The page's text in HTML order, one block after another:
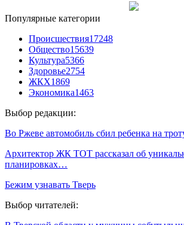
Популярные категории
Происшествия17248
Общество15639
Культура5366
Здоровье2754
ЖКХ1869
Экономика1463
Выбор редакции:
Во Ржеве автомобиль сбил ребенка на
Архитектор ЖК ТОТ рассказал об
планировках…
Бежим узнавать Тверь
Выбор читателей: